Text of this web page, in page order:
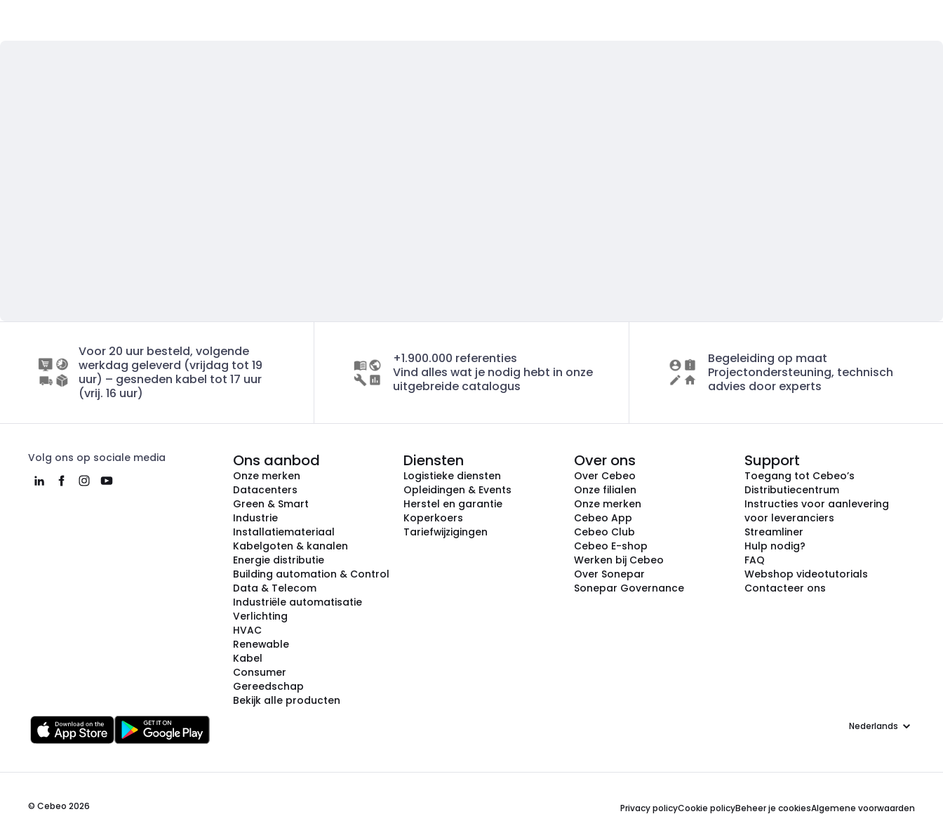
Voor 20 uur besteld, volgende
werkdag geleverd (vrijdag tot 19
uur) – gesneden kabel tot 17 uur
(vrij. 16 uur)
+1.900.000 referenties
Vind alles wat je nodig hebt in onze
uitgebreide catalogus
Begeleiding op maat
Projectondersteuning, technisch
advies door experts
Volg ons op sociale media Ons aanbod
Onze merken
Datacenters
Green & Smart
Industrie
Installatiemateriaal
Kabelgoten & kanalen
Energie distributie
Building automation & Control
Data & Telecom
Industriële automatisatie
Verlichting
HVAC
Renewable
Kabel
Consumer
Gereedschap
Bekijk alle producten
Diensten
Logistieke diensten
Opleidingen & Events
Herstel en garantie
Koperkoers
Tariefwijzigingen
Over ons
Over Cebeo
Onze filialen
Onze merken
Cebeo App
Cebeo Club
Cebeo E-shop
Werken bij Cebeo
Over Sonepar
Sonepar Governance
Support
Toegang tot Cebeo’s
Distributiecentrum
Instructies voor aanlevering
voor leveranciers
Streamliner
Hulp nodig?
FAQ
Webshop videotutorials
Contacteer ons
Taal
© Cebeo 2026 Privacy policyCookie policyBeheer je cookiesAlgemene voorwaarden